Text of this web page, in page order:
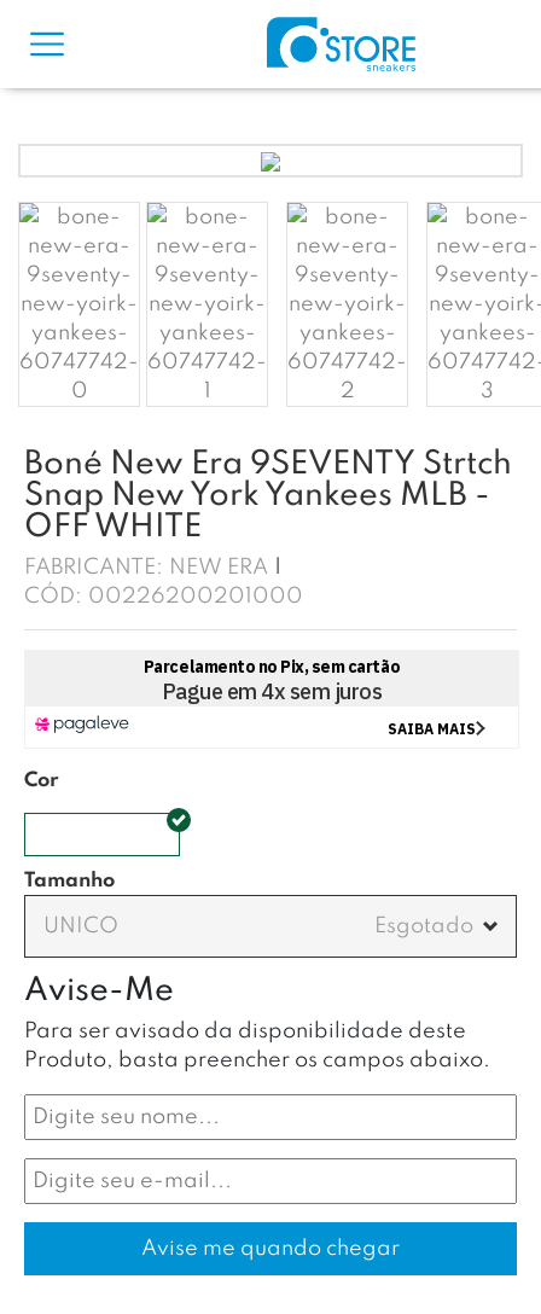
Boné New Era 9SEVENTY Strtch
Snap New York Yankees MLB -
OFF WHITE
FABRICANTE: NEW ERA
CÓD: 00226200201000
Cor
Tamanho
UNICO
Avise-Me
Para ser avisado da disponibilidade deste
Produto, basta preencher os campos abaixo.